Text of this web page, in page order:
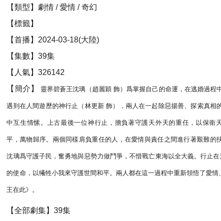
【類型】劇情 / 愛情 / 奇幻
【標籤】
【首播】2024-03-18(大陸)
【集數】39集
【人氣】326142
【簡介】
靈界碧蒼王沈璃（趙麗穎 飾）爲掌握自己的命運，在逃婚過程
遇到在人間遊歷的神行止（林更新 飾），兩人在一起除惡揚善、探索真相
中互生情愫。上古最後一位神行止，擔負著守護天外天的重任，以保衛
平，萬物歸序。兩個同樣肩負重任的人，在愛情與責任之間進行著艱難的
沈璃爲守護子民，奮勇地與惡勢力做鬥爭，不惜戰亡東海以全大義。行止
的使命，以犧牲小我來守護世間和平。兩人都在這一過程中重新領悟了愛
王在此》。
【全部劇集】39集